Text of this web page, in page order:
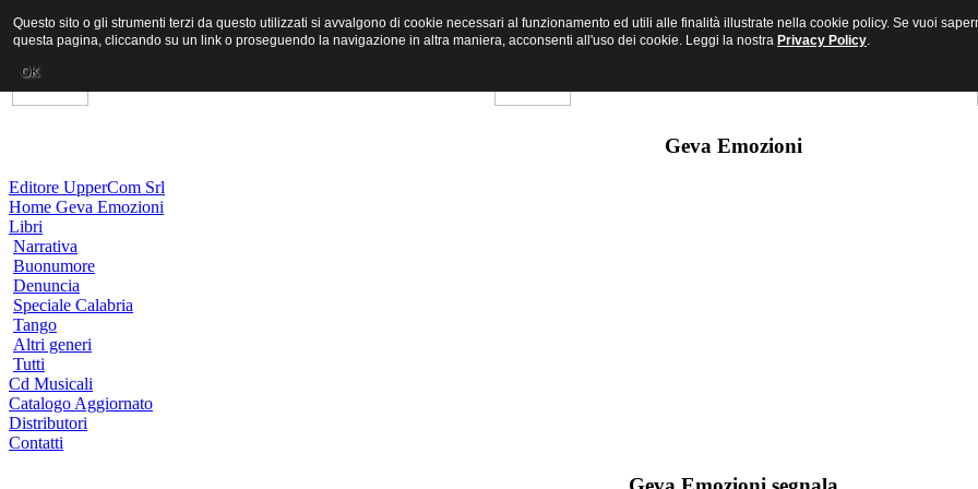
Geva Emozioni
Editore UpperCom Srl
Home Geva Emozioni
Libri
Narrativa
Buonumore
Denuncia
Speciale Calabria
Tango
Altri generi
Tutti
Cd Musicali
Catalogo Aggiornato
Distributori
Contatti
Questo sito o gli strumenti terzi da questo utilizzati si avvalgono di cookie necessari al funzionamento ed utili alle finalità illustrate nella cookie policy. Se vuoi
questa pagina, cliccando su un link o proseguendo la navigazione in altra maniera, acconsenti all'uso dei cookie. Leggi la nostra Privacy Policy.
OK